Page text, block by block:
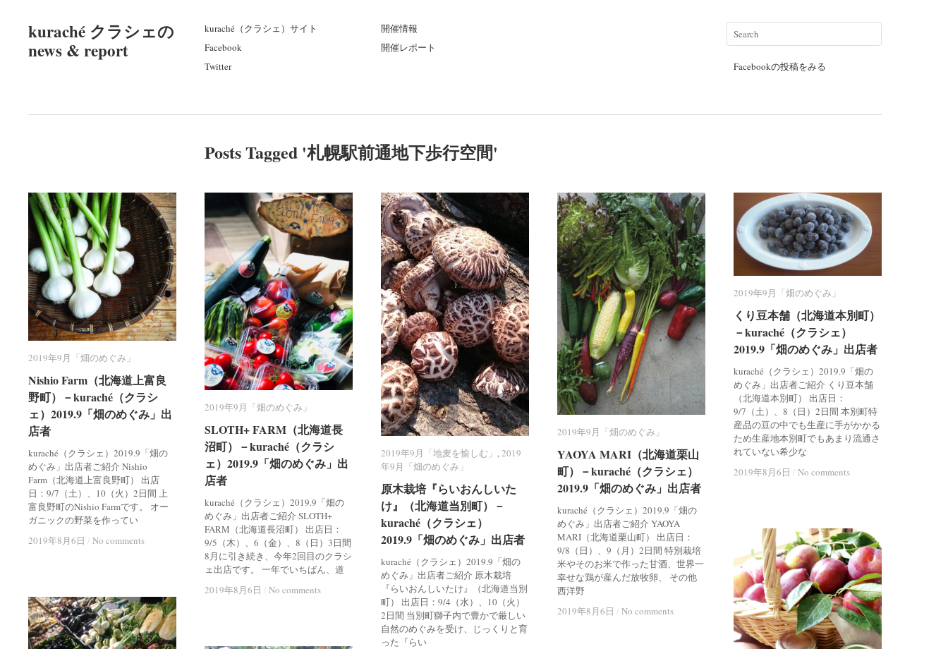
kuraché クラシェの
news & report
kuraché（クラシェ）サイト
Facebook
Twitter
開催情報
開催レポート
Facebookの投稿をみる
Posts Tagged '札幌駅前通地下歩行空間'
2019年9月「畑のめぐみ」
Nishio Farm（北海道上富良
野町）－kuraché（クラシ
ェ）2019.9「畑のめぐみ」出
店者
kuraché（クラシェ）2019.9「畑の
めぐみ」出店者ご紹介 Nishio
Farm（北海道上富良野町） 出店
日：9/7（土）、10（火）2日間 上
富良野町のNishio Farmです。 オー
ガニックの野菜を作ってい
2019年8月6日 / No comments
2019年9月「畑のめぐみ」
Nishio Farm（北海道上富良
野町）－kuraché（クラシ
ェ）2019.9「畑のめぐみ」出
店者
2019年8月6日 / No comments
2019年9月「畑のめぐみ」
SLOTH+ FARM（北海道長
沼町）－kuraché（クラシ
ェ）2019.9「畑のめぐみ」出
店者
kuraché（クラシェ）2019.9「畑の
めぐみ」出店者ご紹介 SLOTH+
FARM（北海道長沼町） 出店日：
9/5（木）、6（金）、8（日）3日間
8月に引き続き、今年2回目のクラシ
ェ出店です。 一年でいちばん、道
2019年8月6日 / No comments
2019年9月「畑のめぐみ」
SLOTH+ FARM（北海道長
沼町）－kuraché（クラシ
ェ）2019.9「畑のめぐみ」出
店者
2019年8月6日 / No comments
2019年9月「地麦を愉しむ」 ,2019
年9月「畑のめぐみ」
原木栽培『らいおんしいた
け』（北海道当別町）－
kuraché（クラシェ）
2019.9「畑のめぐみ」出店者
kuraché（クラシェ）2019.9「畑の
めぐみ」出店者ご紹介 原木栽培
『らいおんしいたけ』（北海道当別
町） 出店日：9/4（水）、10（火）
2日間 当別町獅子内で豊かで厳しい
自然のめぐみを受け、じっくりと育
った『らい
2019年9月「地麦を愉しむ」
2019
年9月「畑のめぐみ」
原木栽培『らいおんしいた
け』（北海道当別町）－
kuraché（クラシェ）
2019.9「畑のめぐみ」出店者
2019年9月「畑のめぐみ」
YAOYA MARI（北海道栗山
町）－kuraché（クラシェ）
2019.9「畑のめぐみ」出店者
kuraché（クラシェ）2019.9「畑の
めぐみ」出店者ご紹介 YAOYA
MARI（北海道栗山町） 出店日：
9/8（日）、9（月）2日間 特別栽培
米やそのお米で作った甘酒、世界一
幸せな鶏が産んだ放牧卵、 その他
西洋野
2019年8月6日 / No comments
2019年9月「畑のめぐみ」
YAOYA MARI（北海道栗山
町）－kuraché（クラシェ）
2019.9「畑のめぐみ」出店者
2019年8月6日 / No comments
2019年9月「畑のめぐみ」
くり豆本舗（北海道本別町）
－kuraché（クラシェ）
2019.9「畑のめぐみ」出店者
kuraché（クラシェ）2019.9「畑の
めぐみ」出店者ご紹介 くり豆本舗
（北海道本別町） 出店日：
9/7（土）、8（日）2日間 本別町特
産品の豆の中でも生産に手がかかる
ため生産地本別町でもあまり流通さ
れていない希少な
2019年8月6日 / No comments
2019年9月「畑のめぐみ」
くり豆本舗（北海道本別町）
－kuraché（クラシェ）
2019.9「畑のめぐみ」出店者
2019年8月6日 / No comments